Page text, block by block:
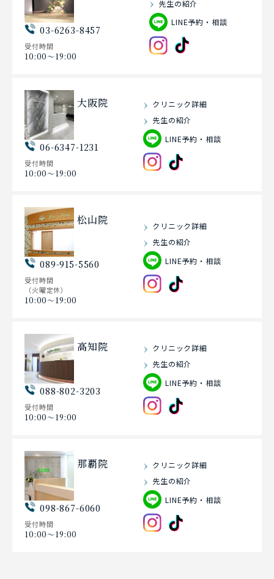
03-6263-8457
受付時間
10:00〜19:00
先生の紹介
LINE予約・相談
大阪院
06-6347-1231
受付時間
10:00〜19:00
クリニック詳細
先生の紹介
LINE予約・相談
松山院
089-915-5560
受付時間
（火曜定休）
10:00〜19:00
クリニック詳細
先生の紹介
LINE予約・相談
高知院
088-802-3203
受付時間
10:00〜19:00
クリニック詳細
先生の紹介
LINE予約・相談
那覇院
098-867-6060
受付時間
10:00〜19:00
クリニック詳細
先生の紹介
LINE予約・相談